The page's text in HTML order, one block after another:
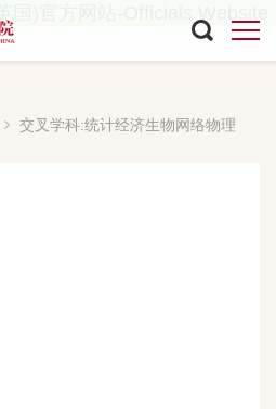
国)官方网站-Officials Website
交叉学科:统计经济生物网络物理